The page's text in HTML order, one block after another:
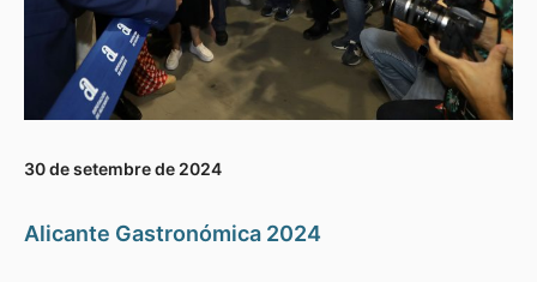
30 de setembre de 2024
Alicante Gastronómica 2024